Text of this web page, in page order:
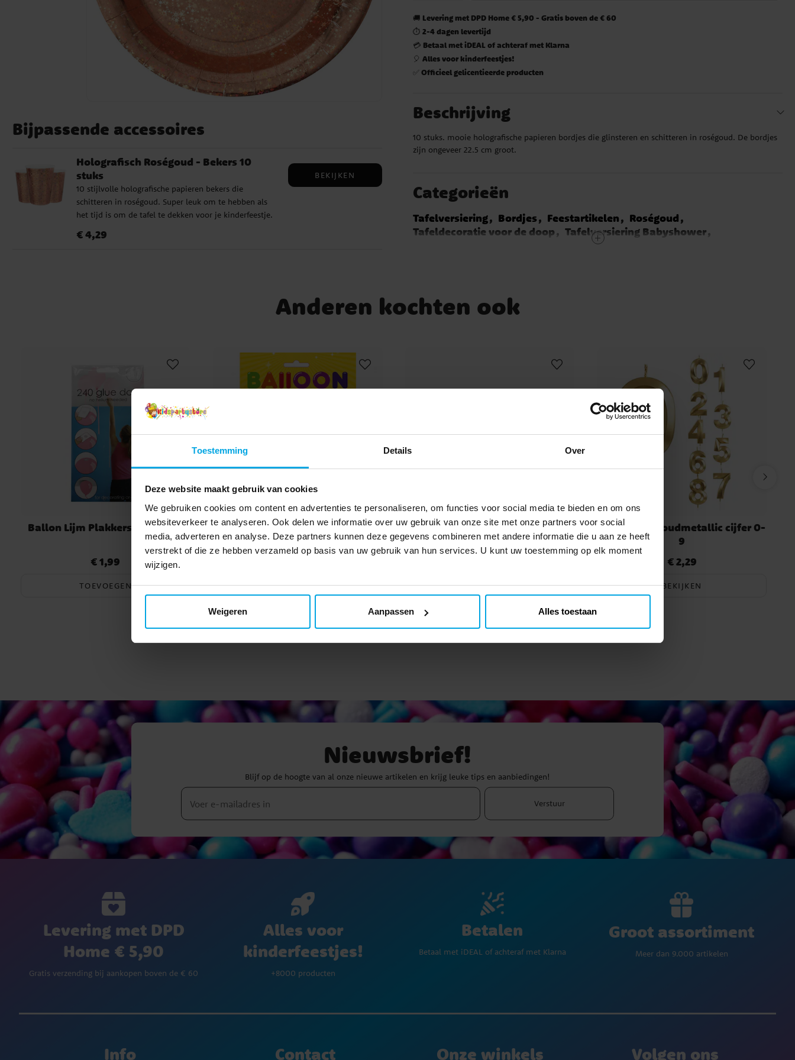
Toestemming Details Over
Deze website maakt gebruik van cookies
We gebruiken cookies om content en advertenties te personaliseren, om functies voor social media te bieden en om ons
websiteverkeer te analyseren. Ook delen we informatie over uw gebruik van onze site met onze partners voor social
media, adverteren en analyse. Deze partners kunnen deze gegevens combineren met andere informatie die u aan ze heeft
verstrekt of die ze hebben verzameld op basis van uw gebruik van hun services. U kunt uw toestemming op elk moment
wijzigen.
Weigeren Aanpassen Alles toestaan
Bijpassende accessoires
Holografisch Roségoud - Bekers 10
stuks
10 stijlvolle holografische papieren bekers die
schitteren in roségoud. Super leuk om te hebben als
het tijd is om de tafel te dekken voor je kinderfeestje.
inhoud van 270 ml.
Prijs :€ 4,29
€ 4,29
BEKIJKEN
🚚 Levering met DPD Home € 5,90 - Gratis boven de € 60
⏱️2-4 dagen levertijd
💳 Betaal met iDEAL of achteraf met Klarna
🎈Alles voor kinderfeestjes!
✅Officieel gelicentieerde producten
Beschrijving
10 stuks. mooie holografische papieren bordjes die glinsteren en schitteren in roségoud. De bordjes
zijn ongeveer 22.5 cm groot.
Categorieën
Tafelversiering Bordjes Feestartikelen
Roségoud
Tafeldecoratie voor de doop
Tafelversiering Babyshower
50 jaar versiering
Anderen kochten ook
Ballon Lijm Plakkers 240 stuks
Prijs:€ 1,99
€ 1,99
TOEVOEGEN
Ballon Stick-Ups 20 stuks
TOEVOEGEN
Ballonpomp Deluxe Dual Action
TOEVOEGEN
Taartkaars goudmetallic cijfer 0-
9
Prijs :€ 2,29
€ 2,29
BEKIJKEN
Nieuwsbrief!
Blijf op de hoogte van al onze nieuwe artikelen en krijg leuke tips en aanbiedingen!
Verstuur
Levering met DPD
Home € 5,90
Gratis verzending bij aankopen boven de € 60
Alles voor
kinderfeestjes!
+8000 producten
Betalen
Betaal met iDEAL of achteraf met Klarna
Groot assortiment
Meer dan 9.000 artikelen
Info Contact Onze winkels Volgen ons